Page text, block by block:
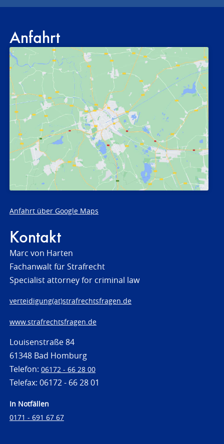
Anfahrt
Anfahrt über Google Maps
Kontakt
Marc von Harten
Fachanwalt für Strafrecht
Specialist attorney for criminal law
verteidigung(at)strafrechtsfragen.de
www.strafrechtsfragen.de
Louisenstraße 84
61348 Bad Homburg
Telefon: 06172 - 66 28 00
Telefax: 06172 - 66 28 01
In Notfällen
0171 - 691 67 67